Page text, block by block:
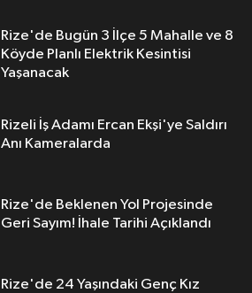
Rize'de Bugün 3 İlçe 5 Mahalle ve 8
Köyde Planlı Elektrik Kesintisi
Yaşanacak
Rizeli İş Adamı Ercan Ekşi'ye Saldırı
Anı Kameralarda
Rize'de Beklenen Yol Projesinde
Geri Sayım! İhale Tarihi Açıklandı
Rize'de 24 Yaşındaki Genç Kız